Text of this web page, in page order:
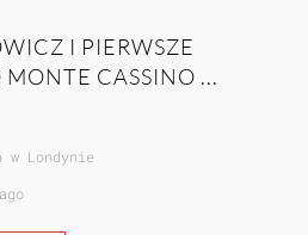
I PIERWSZE
CASSINO ...
Londynie